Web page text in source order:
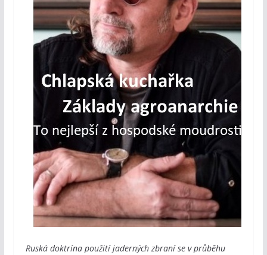
Ruská doktrína použití jaderných zbraní se v průběhu